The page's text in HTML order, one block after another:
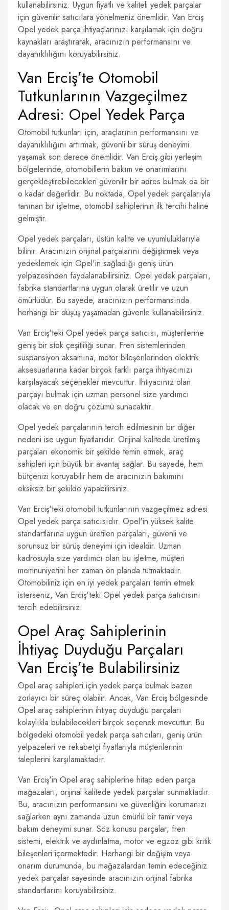
kullanabilirsiniz. Uygun fiyatlı ve kaliteli yedek parçalar
için güvenilir satıcılara yönelmeniz önemlidir. Van Erciş
Opel yedek parça ihtiyaçlarınızı karşılamak için doğru
kaynakları araştırarak, aracınızın performansını ve
dayanıklılığını koruyabilirsiniz.
Van Erciş’te Otomobil
Tutkunlarının Vazgeçilmez
Adresi: Opel Yedek Parça
Otomobil tutkunları için, araçlarının performansını ve
dayanıklılığını artırmak, güvenli bir sürüş deneyimi
yaşamak son derece önemlidir. Van Erciş gibi yerleşim
bölgelerinde, otomobillerin bakım ve onarımlarını
gerçekleştirebilecekleri güvenilir bir adres bulmak da bir
o kadar değerlidir. Bu noktada, Opel yedek parçalarıyla
tanınan bir işletme, otomobil sahiplerinin ilk tercihi haline
gelmiştir.
Opel yedek parçaları, üstün kalite ve uyumluluklarıyla
bilinir. Aracınızın orijinal parçalarını değiştirmek veya
yedeklemek için Opel'in sağladığı geniş ürün
yelpazesinden faydalanabilirsiniz. Opel yedek parçaları,
fabrika standartlarına uygun olarak üretilir ve uzun
ömürlüdür. Bu sayede, aracınızın performansında
herhangi bir düşüş yaşamadan güvenle kullanabilirsiniz.
Van Erciş'teki Opel yedek parça satıcısı, müşterilerine
geniş bir stok çeşitliliği sunar. Fren sistemlerinden
süspansiyon aksamına, motor bileşenlerinden elektrik
aksesuarlarına kadar birçok farklı parça ihtiyacınızı
karşılayacak seçenekler mevcuttur. İhtiyacınız olan
parçayı bulmak için uzman personel size yardımcı
olacak ve en doğru çözümü sunacaktır.
Opel yedek parçalarının tercih edilmesinin bir diğer
nedeni ise uygun fiyatlarıdır. Orijinal kalitede üretilmiş
parçaları ekonomik bir şekilde temin etmek, araç
sahipleri için büyük bir avantaj sağlar. Bu sayede, hem
bütçenizi koruyabilir hem de aracınızın bakımını
eksiksiz bir şekilde yapabilirsiniz.
Van Erciş'teki otomobil tutkunlarının vazgeçilmez adresi
Opel yedek parça satıcısıdır. Opel'in yüksek kalite
standartlarına uygun üretilen parçaları, güvenli ve
sorunsuz bir sürüş deneyimi için idealdir. Uzman
kadrosuyla size yardımcı olan bu işletme, müşteri
memnuniyetini her zaman ön planda tutmaktadır.
Otomobiliniz için en iyi yedek parçaları temin etmek
isterseniz, Van Erciş'teki Opel yedek parça satıcısını
tercih edebilirsiniz.
Opel Araç Sahiplerinin
İhtiyaç Duyduğu Parçaları
Van Erciş’te Bulabilirsiniz
Opel araç sahipleri için yedek parça bulmak bazen
zorlayıcı bir süreç olabilir. Ancak, Van Erciş bölgesinde
Opel araç sahiplerinin ihtiyaç duyduğu parçaları
kolaylıkla bulabilecekleri birçok seçenek mevcuttur. Bu
bölgedeki otomobil yedek parça satıcıları, geniş ürün
yelpazeleri ve rekabetçi fiyatlarıyla müşterilerinin
taleplerini karşılamaktadır.
Van Erciş'in Opel araç sahiplerine hitap eden parça
mağazaları, orijinal kalitede yedek parçalar sunmaktadır.
Bu, aracınızın performansını ve güvenliğini korumanızı
sağlarken aynı zamanda uzun ömürlü bir tamir veya
bakım deneyimi sunar. Söz konusu parçalar; fren
sistemi, elektrik ve aydınlatma, motor ve egzoz gibi kritik
bileşenleri içermektedir. Herhangi bir değişim veya
onarım durumunda, bu mağazalardan temin edeceğiniz
yedek parçalar sayesinde aracınızın orijinal fabrika
standartlarını koruyabilirsiniz.